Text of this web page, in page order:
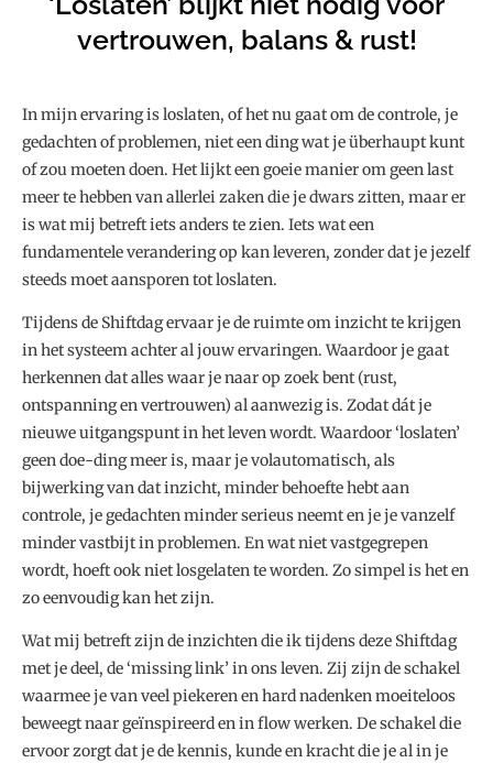
vertrouwen, balans & rust!
In mijn ervaring is loslaten, of het nu gaat om de controle, je
gedachten of problemen, niet een ding wat je überhaupt kunt
of zou moeten doen. Het lijkt een goeie manier om geen last
meer te hebben van allerlei zaken die je dwars zitten, maar er
is wat mij betreft iets anders te zien. Iets wat een
fundamentele verandering op kan leveren, zonder dat je jezelf
steeds moet aansporen tot loslaten.
Tijdens de Shiftdag ervaar je de ruimte om inzicht te krijgen
in het systeem achter al jouw ervaringen. Waardoor je gaat
herkennen dat alles waar je naar op zoek bent (rust,
ontspanning en vertrouwen) al aanwezig is. Zodat dát je
nieuwe uitgangspunt in het leven wordt. Waardoor ‘loslaten’
geen doe-ding meer is, maar je volautomatisch, als
bijwerking van dat inzicht, minder behoefte hebt aan
controle, je gedachten minder serieus neemt en je je vanzelf
minder vastbijt in problemen. En wat niet vastgegrepen
wordt, hoeft ook niet losgelaten te worden. Zo simpel is het en
zo eenvoudig kan het zijn.
Wat mij betreft zijn de inzichten die ik tijdens deze Shiftdag
met je deel, de ‘missing link’ in ons leven. Zij zijn de schakel
waarmee je van veel piekeren en hard nadenken moeiteloos
beweegt naar geïnspireerd en in flow werken. De schakel die
ervoor zorgt dat je de kennis, kunde en kracht die je al in je